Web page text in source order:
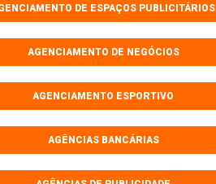
DE ESPAÇOS PUBLICITÁRIOS
AGENCIAMENTO DE NEGÓCIOS
AGENCIAMENTO ESPORTIVO
AGÊNCIAS BANCÁRIAS